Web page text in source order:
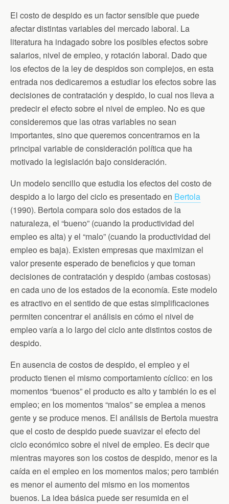
El costo de despido es un factor sensible que puede
afectar distintas variables del mercado laboral. La
literatura ha indagado sobre los posibles efectos sobre
salarios, nivel de empleo, y rotación laboral. Dado que
los efectos de la ley de despidos son complejos, en esta
entrada nos dedicaremos a estudiar los efectos sobre las
decisiones de contratación y despido, lo cual nos lleva a
predecir el efecto sobre el nivel de empleo. No es que
consideremos que las otras variables no sean
importantes, sino que queremos concentrarnos en la
principal variable de consideración política que ha
motivado la legislación bajo consideración.
Un modelo sencillo que estudia los efectos del costo de
despido a lo largo del ciclo es presentado en Bertola
(1990). Bertola compara solo dos estados de la
naturaleza, el “bueno” (cuando la productividad del
empleo es alta) y el “malo” (cuando la productividad del
empleo es baja). Existen empresas que maximizan el
valor presente esperado de beneficios y que toman
decisiones de contratación y despido (ambas costosas)
en cada uno de los estados de la economía. Este modelo
es atractivo en el sentido de que estas simplificaciones
permiten concentrar el análisis en cómo el nivel de
empleo varía a lo largo del ciclo ante distintos costos de
despido.
En ausencia de costos de despido, el empleo y el
producto tienen el mismo comportamiento cíclico: en los
momentos “buenos” el producto es alto y también lo es el
empleo; en los momentos “malos” se emplea a menos
gente y se produce menos. El análisis de Bertola muestra
que el costo de despido puede suavizar el efecto del
ciclo económico sobre el nivel de empleo. Es decir que
mientras mayores son los costos de despido, menor es la
caída en el empleo en los momentos malos; pero también
es menor el aumento del mismo en los momentos
buenos. La idea básica puede ser resumida en el